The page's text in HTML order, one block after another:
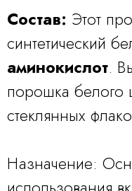
Состав: Этот
синтетический
аминокислот.
порошка белого
стеклянных
Назначение: